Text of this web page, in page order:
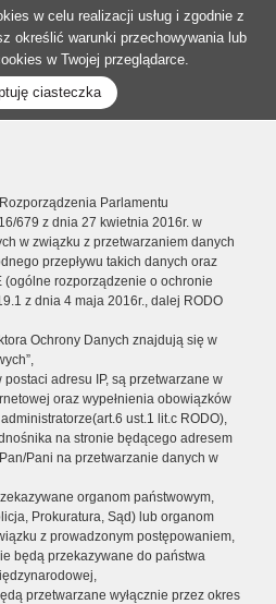
w celu realizacji usług i zgodnie z
określić warunki przechowywania lub
w Twojej przeglądarce.
ciasteczka
Parlamentu
679 z dnia 27 kwietnia 2016r. w
w związku z przetwarzaniem danych
przepływu takich danych oraz
(ogólne rozporządzenie o ochronie
z dnia 4 maja 2016r., dalej RODO
Ochrony Danych znajdują się w
adresu IP, są przetwarzane w
oraz wypełnienia obowiązków
ust.1 lit.c RODO),
na stronie będącego adresem
Pani na przetwarzanie danych w
organom państwowym,
Prokuratura, Sąd) lub organom
z prowadzonym postępowaniem,
będą przekazywane do państwa
przetwarzane wyłącznie przez okres